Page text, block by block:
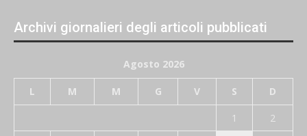
Archivi giornalieri degli articoli pubblicati
Agosto 2026
L M M G V S D
1
2